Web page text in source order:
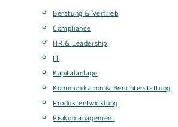
Beratung & Vertrieb
Compliance
HR & Leadership
IT
Kapitalanlage
Kommunikation & Berichterstattung
Produktentwicklung
Risikomanagement